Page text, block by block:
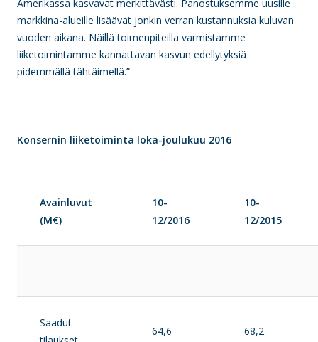
Amerikassa kasvavat merkittävästi. Panostuksemme uusille
markkina-alueille lisäävät jonkin verran kustannuksia kuluvan
vuoden aikana. Näillä toimenpiteillä varmistamme
liiketoimintamme kannattavan kasvun edellytyksiä
pidemmällä tähtäimellä.”
Konsernin liiketoiminta loka-joulukuu 2016
Avainluvut
(M€)
10-
12/2016
10-
12/2015
Saadut
64,6 68,2